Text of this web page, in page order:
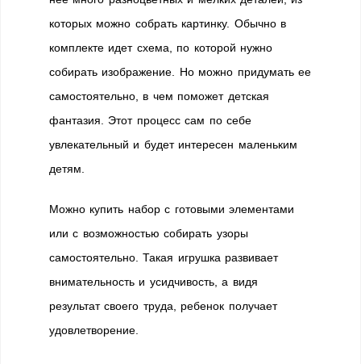
которых можно собрать картинку. Обычно в
комплекте идет схема, по которой нужно
собирать изображение. Но можно придумать ее
самостоятельно, в чем поможет детская
фантазия. Этот процесс сам по себе
увлекательный и будет интересен маленьким
детям.
Можно купить набор с готовыми элементами
или с возможностью собирать узоры
самостоятельно. Такая игрушка развивает
внимательность и усидчивость, а видя
результат своего труда, ребенок получает
удовлетворение.